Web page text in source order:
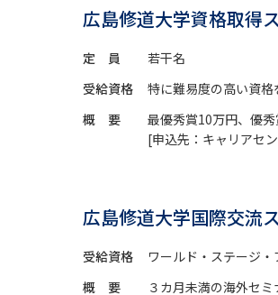
広島修道大学資格取得
定 員
若干名
受給資格
特に難易度の高い資格
概 要
最優秀賞10万円、優秀
[申込先：キャリアセ
広島修道大学国際交流
受給資格
ワールド・ステージ
概 要
３カ月未満の海外セ